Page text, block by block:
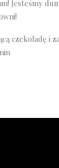
Jesteśmy
czekoladę i